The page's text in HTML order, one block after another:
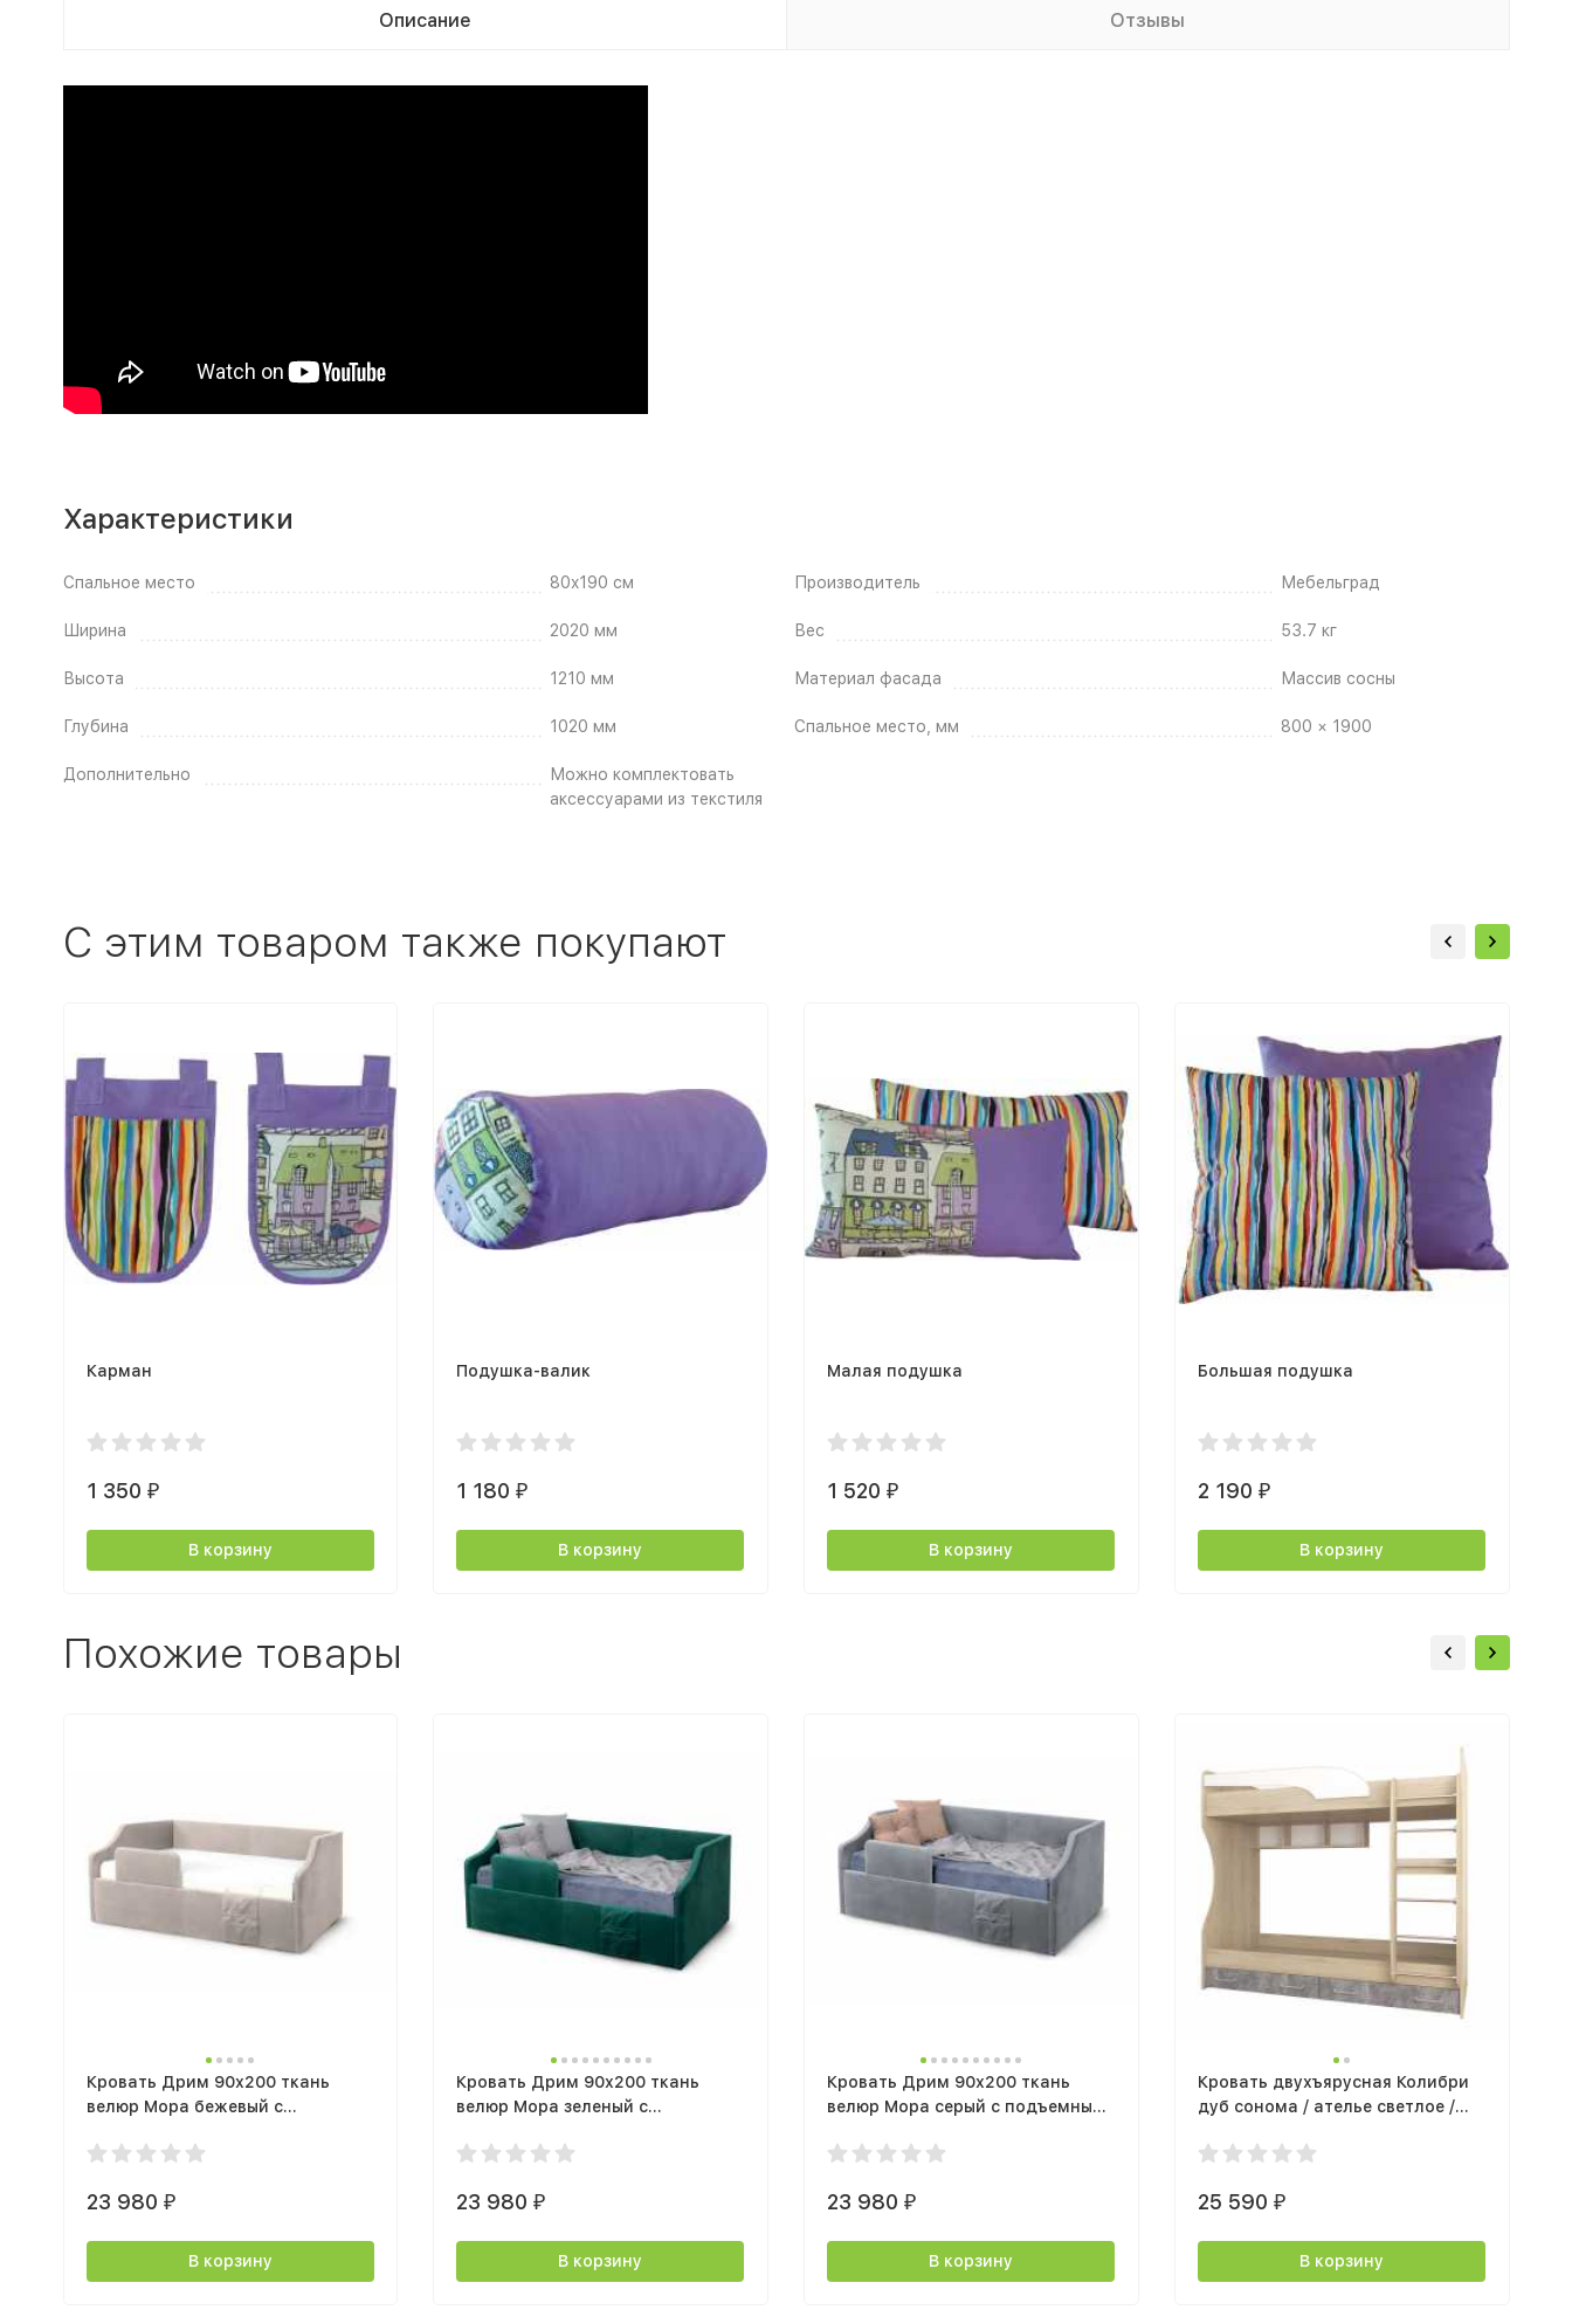
Описание Отзывы
Характеристики
Спальное место 80x190 см
Ширина 2020 мм
Высота 1210 мм
Глубина 1020 мм
Дополнительно
Можно комплектовать
аксессуарами из текстиля
Производитель Мебельград
Вес 53.7 кг
Материал фасада Массив сосны
Спальное место, мм 800 × 1900
C этим товаром также покупают
Карман
1 350 ₽
В корзину
Подушка-валик
1 180₽
В корзину
Малая подушка
1 520 ₽
В корзину
Большая подушка
2 190 ₽
В корзину
Похожие товары
Кровать Дрим 90х200 ткань
велюр Мора бежевый с
23 980 ₽
В корзину
Кровать Дрим 90х200 ткань
велюр Мора зеленый с
23 980₽
В корзину
Кровать Дрим 90х200 ткань
велюр Мора серый с подъемным
23 980 ₽
В корзину
Кровать двухъярусная Колибри
дуб сонома / ателье светлое /
25 590 ₽
В корзину